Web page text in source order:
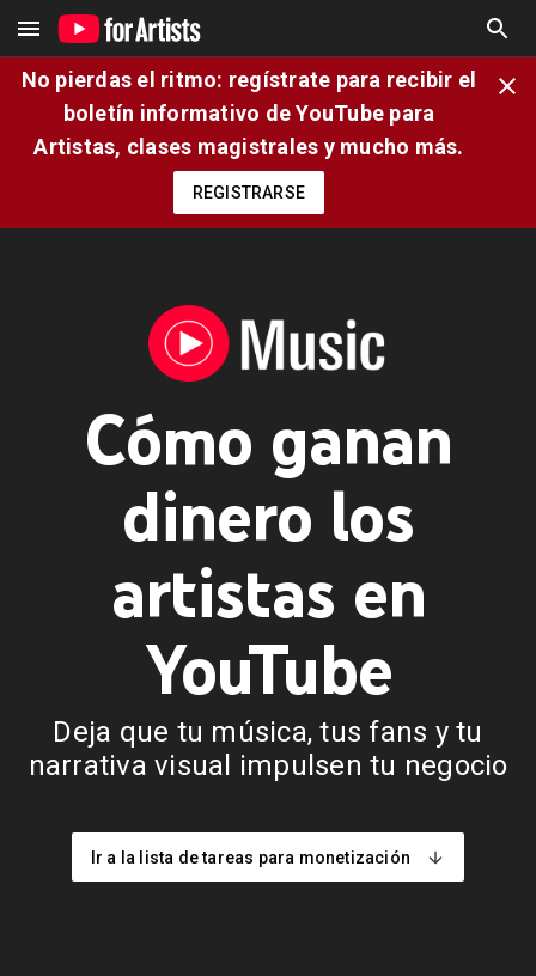
No pierdas el ritmo: regístrate para recibir el
boletín informativo de YouTube para
Artistas, clases magistrales y mucho más.
REGISTRARSE
Cómo ganan
dinero los
artistas en
YouTube
Deja que tu música, tus fans y tu
narrativa visual impulsen tu negocio
Ir a la lista de tareas para monetización